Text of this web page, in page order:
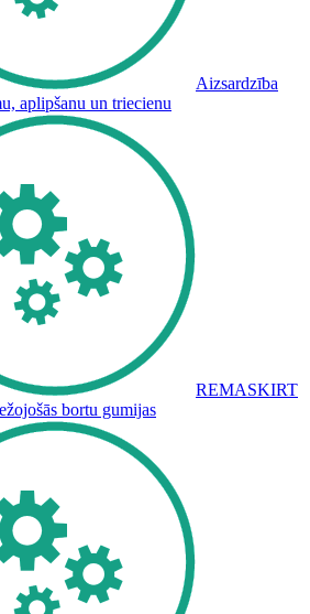
Aizsardzība
aplipšanu un triecienu
REMASKIRT
bortu gumijas